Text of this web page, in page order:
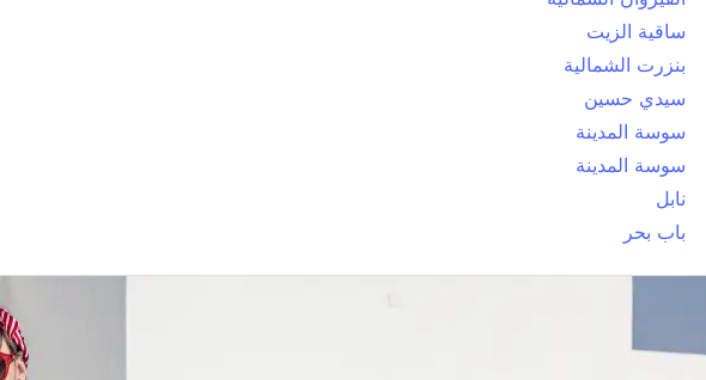
ساقية الزيت
بنزرت الشمالية
سيدي حسين
سوسة المدينة
سوسة المدينة
نابل
باب بحر